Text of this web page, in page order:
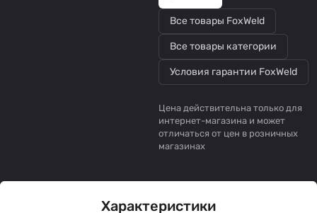
Все товары FoxWeld
Все товары категории
Условия гарантии FoxWeld
Цена действительна только для
интернет-магазина и может
отличаться от цен в розничных
магазинах
Характеристики